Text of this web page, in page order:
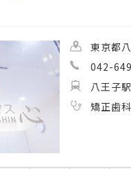
東京都
042-
八王子
矯正歯科